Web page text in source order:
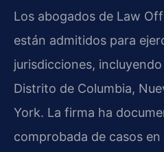
Los abogados de Law
están admitidos para
jurisdicciones,
Distrito de Columbia,
York. La firma ha
comprobada de casos